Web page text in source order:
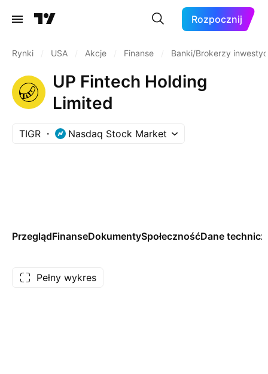
Rozpocznij
Rynki USA Akcje Finanse Banki/Brokerzy
UP Fintech Holding
Limited
TIGR Nasdaq Stock Market
PrzeglądFinanseDokumentySpołecznośćDane
Pełny wykres